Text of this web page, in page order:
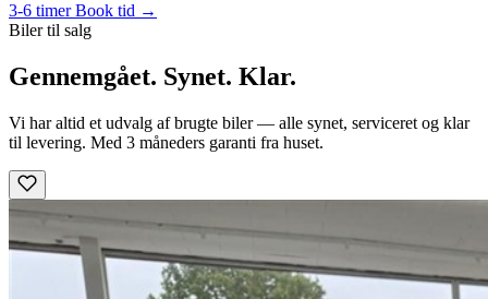
3-6 timer Book tid →
Biler til salg
Gennemgået. Synet. Klar.
Vi har altid et udvalg af brugte biler — alle synet, serviceret og klar
til levering. Med 3 måneders garanti fra huset.